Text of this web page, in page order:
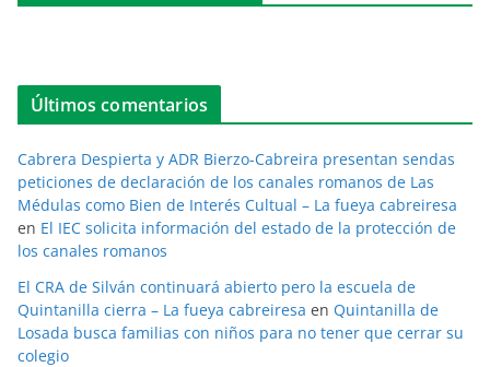
Últimos comentarios
Cabrera Despierta y ADR Bierzo-Cabreira presentan sendas
peticiones de declaración de los canales romanos de Las
Médulas como Bien de Interés Cultual – La fueya cabreiresa
en El IEC solicita información del estado de la protección de
los canales romanos
El CRA de Silván continuará abierto pero la escuela de
Quintanilla cierra – La fueya cabreiresa en Quintanilla de
Losada busca familias con niños para no tener que cerrar su
colegio